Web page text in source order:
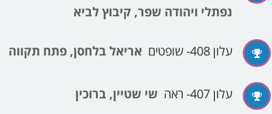
נפתלי ויהודה שפר, קיבוץ לביא
עלון 408- שופטים אריאל בלחסן, פתח תקווה
עלון 407- ראה שי שטיין, ברוכין